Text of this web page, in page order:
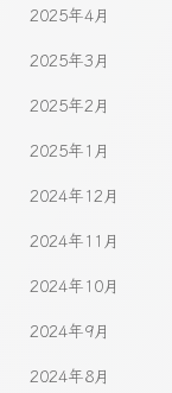
2025年4月
2025年3月
2025年2月
2025年1月
2024年12月
2024年11月
2024年10月
2024年9月
2024年8月